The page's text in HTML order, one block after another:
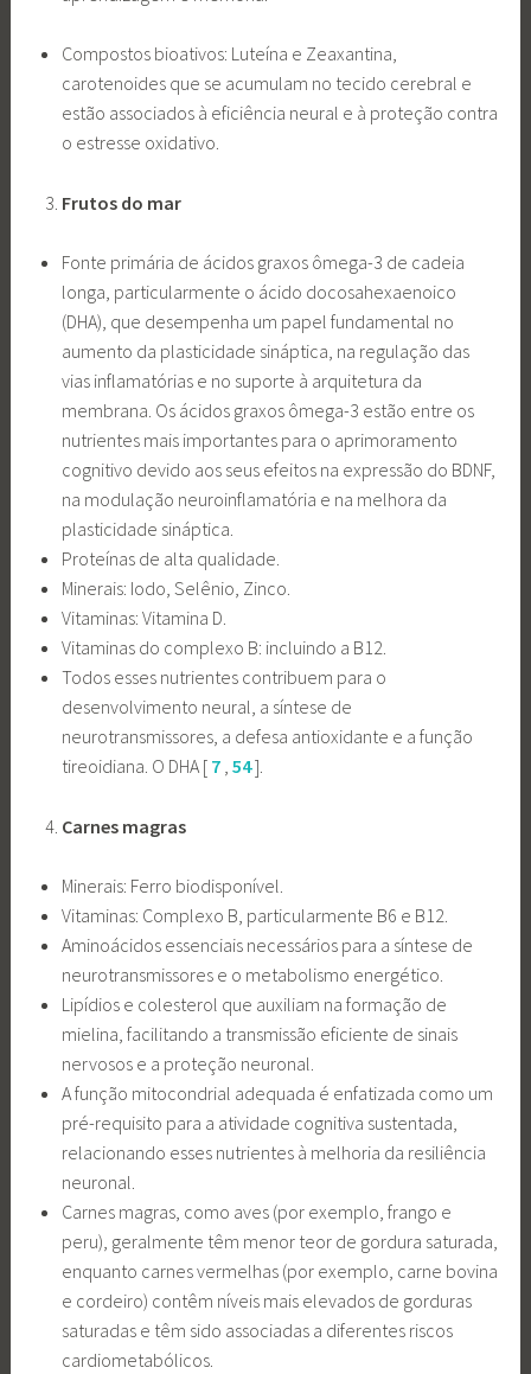
Compostos bioativos: Luteína e Zeaxantina,
carotenoides que se acumulam no tecido cerebral e
estão associados à eficiência neural e à proteção contra
o estresse oxidativo.
Frutos do mar
Fonte primária de ácidos graxos ômega-3 de cadeia
longa, particularmente o ácido docosahexaenoico
(DHA), que desempenha um papel fundamental no
aumento da plasticidade sináptica, na regulação das
vias inflamatórias e no suporte à arquitetura da
membrana. Os ácidos graxos ômega-3 estão entre os
nutrientes mais importantes para o aprimoramento
cognitivo devido aos seus efeitos na expressão do BDNF,
na modulação neuroinflamatória e na melhora da
plasticidade sináptica.
Proteínas de alta qualidade.
Minerais: Iodo, Selênio, Zinco.
Vitaminas: Vitamina D.
Vitaminas do complexo B: incluindo a B12.
Todos esses nutrientes contribuem para o
desenvolvimento neural, a síntese de
neurotransmissores, a defesa antioxidante e a função
tireoidiana. O DHA [ 7, 54].
Carnes magras
Minerais: Ferro biodisponível.
Vitaminas: Complexo B, particularmente B6 e B12.
Aminoácidos essenciais necessários para a síntese de
neurotransmissores e o metabolismo energético.
Lipídios e colesterol que auxiliam na formação de
mielina, facilitando a transmissão eficiente de sinais
nervosos e a proteção neuronal.
A função mitocondrial adequada é enfatizada como um
pré-requisito para a atividade cognitiva sustentada,
relacionando esses nutrientes à melhoria da resiliência
neuronal.
Carnes magras, como aves (por exemplo, frango e
peru), geralmente têm menor teor de gordura saturada,
enquanto carnes vermelhas (por exemplo, carne bovina
e cordeiro) contêm níveis mais elevados de gorduras
saturadas e têm sido associadas a diferentes riscos
cardiometabólicos.